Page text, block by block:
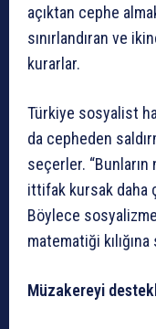
açıktan cephe
sınırlandıran ve
kurarlar.
Türkiye sosyalist
da cepheden
seçerler.
ittifak kursak daha
Böylece
matematiği
Müzakereyi